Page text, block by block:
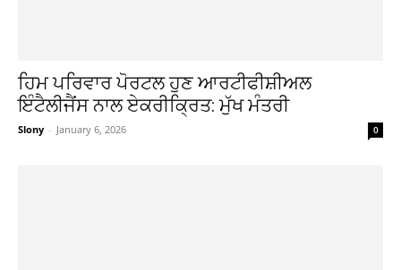
ਹਿਮ ਪਰਿਵਾਰ ਪੋਰਟਲ ਹੁਣ ਆਰਟੀਫੀਸ਼ੀਅਲ
ਇੰਟੈਲੀਜੈਂਸ ਨਾਲ ਏਕਰੀਕ੍ਰਿਤ: ਮੁੱਖ ਮੰਤਰੀ
Slony - January 6, 2026 0